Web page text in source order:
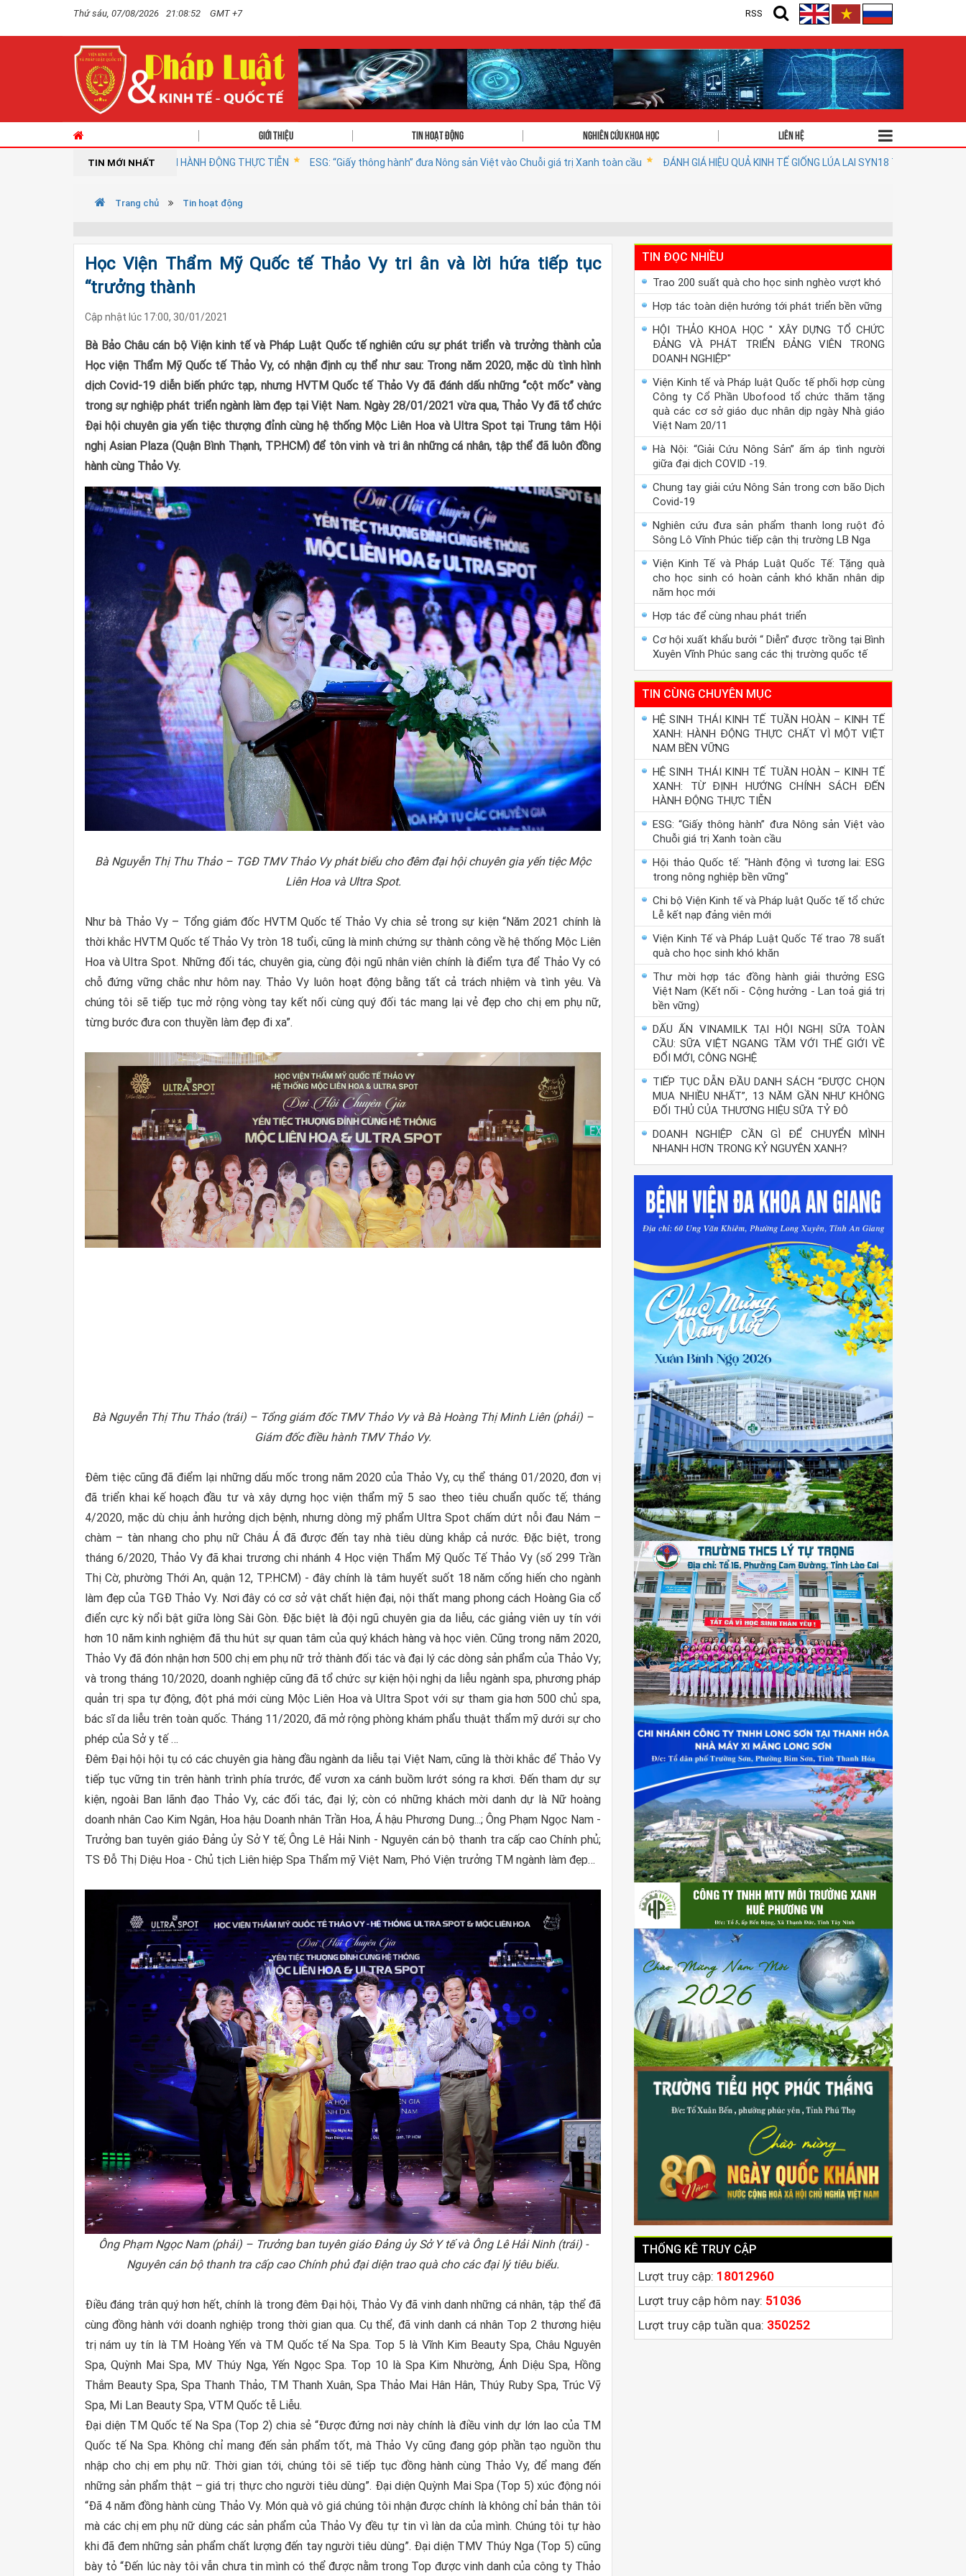
Thứ sáu, 07/08/2026 21:08:55 GMT +7 RSS
Giới thiệu Tin hoạt động Nghiên cứu khoa học Liên hệ
TIN MỚI NHẤT
CHÍNH SÁCH ĐẾN HÀNH ĐỘNG THỰC TIỄN ESG: “Giấy thông hành” đưa Nông sản Việt vào Chuỗi giá trị Xanh toàn cầu ĐÁNH GIÁ HIỆU QUẢ KINH TẾ GIỐNG LÚA LAI SYN18 TẠI NGHỆ AN: CƠ SỞ CHO CHIẾN
Trang chủ Tin hoạt động
Học Viện Thẩm Mỹ Quốc tế Thảo Vy tri ân và lời hứa tiếp tục
“trưởng thành
Cập nhật lúc 17:00, 30/01/2021
Bà Bảo Châu cán bộ Viện kinh tế và Pháp Luật Quốc tế nghiên cứu sự phát triển và trưởng thành của
Học viện Thẩm Mỹ Quốc tế Thảo Vy, có nhận định cụ thể như sau: Trong năm 2020, mặc dù tình hình
dịch Covid-19 diễn biến phức tạp, nhưng HVTM Quốc tế Thảo Vy đã đánh dấu những “cột mốc” vàng
trong sự nghiệp phát triển ngành làm đẹp tại Việt Nam. Ngày 28/01/2021 vừa qua, Thảo Vy đã tổ chức
Đại hội chuyên gia yến tiệc thượng đỉnh cùng hệ thống Mộc Liên Hoa và Ultra Spot tại Trung tâm Hội
nghị Asian Plaza (Quận Bình Thạnh, TP.HCM) để tôn vinh và tri ân những cá nhân, tập thể đã luôn đồng
hành cùng Thảo Vy.
Bà Nguyễn Thị Thu Thảo – TGĐ TMV Thảo Vy phát biểu cho đêm đại hội chuyên gia yến tiệc Mộc
Liên Hoa và Ultra Spot.
Như bà Thảo Vy – Tổng giám đốc HVTM Quốc tế Thảo Vy chia sẻ trong sự kiện “Năm 2021 chính là
thời khắc HVTM Quốc tế Thảo Vy tròn 18 tuổi, cũng là minh chứng sự thành công về hệ thống Mộc Liên
Hoa và Ultra Spot. Những đối tác, chuyên gia, cùng đội ngũ nhân viên chính là điểm tựa để Thảo Vy có
chỗ đứng vững chắc như hôm nay. Thảo Vy luôn hoạt động bằng tất cả trách nhiệm và tình yêu. Và
chúng tôi sẽ tiếp tục mở rộng vòng tay kết nối cùng quý đối tác mang lại vẻ đẹp cho chị em phụ nữ,
từng bước đưa con thuyền làm đẹp đi xa”.
Bà Nguyễn Thị Thu Thảo (trái) – Tổng giám đốc TMV Thảo Vy và Bà Hoàng Thị Minh Liên (phải) –
Giám đốc điều hành TMV Thảo Vy.
Đêm tiệc cũng đã điểm lại những dấu mốc trong năm 2020 của Thảo Vy, cụ thể tháng 01/2020, đơn vị
đã triển khai kế hoạch đầu tư và xây dựng học viện thẩm mỹ 5 sao theo tiêu chuẩn quốc tế; tháng
4/2020, mặc dù chịu ảnh hưởng dịch bệnh, nhưng dòng mỹ phẩm Ultra Spot chấm dứt nỗi đau Nám –
chàm – tàn nhang cho phụ nữ Châu Á đã được đến tay nhà tiêu dùng khắp cả nước. Đặc biệt, trong
tháng 6/2020, Thảo Vy đã khai trương chi nhánh 4 Học viện Thẩm Mỹ Quốc Tế Thảo Vy (số 299 Trần
Thị Cờ, phường Thới An, quận 12, TP.HCM) - đây chính là tâm huyết suốt 18 năm cống hiến cho ngành
làm đẹp của TGĐ Thảo Vy. Nơi đây có cơ sở vật chất hiện đại, nội thất mang phong cách Hoàng Gia cổ
điển cực kỳ nổi bật giữa lòng Sài Gòn. Đặc biệt là đội ngũ chuyên gia da liễu, các giảng viên uy tín với
hơn 10 năm kinh nghiệm đã thu hút sự quan tâm của quý khách hàng và học viên. Cũng trong năm 2020,
Thảo Vy đã đón nhận hơn 500 chị em phụ nữ trở thành đối tác và đại lý các dòng sản phẩm của Thảo Vy;
và trong tháng 10/2020, doanh nghiệp cũng đã tổ chức sự kiện hội nghị da liễu ngành spa, phương pháp
quản trị spa tự động, đột phá mới cùng Mộc Liên Hoa và Ultra Spot với sự tham gia hơn 500 chủ spa,
bác sĩ da liễu trên toàn quốc. Tháng 11/2020, đã mở rộng phòng khám phẩu thuật thẩm mỹ dưới sự cho
phép của Sở y tế …
Đêm Đại hội hội tụ có các chuyên gia hàng đầu ngành da liễu tại Việt Nam, cũng là thời khắc để Thảo Vy
tiếp tục vững tin trên hành trình phía trước, để vươn xa cánh buồm lướt sóng ra khơi. Đến tham dự sự
kiện, ngoài Ban lãnh đạo Thảo Vy, các đối tác, đại lý; còn có những khách mời danh dự là Nữ hoàng
doanh nhân Cao Kim Ngân, Hoa hậu Doanh nhân Trần Hoa, Á hậu Phương Dung...; Ông Phạm Ngọc Nam -
Trưởng ban tuyên giáo Đảng ủy Sở Y tế; Ông Lê Hải Ninh - Nguyên cán bộ thanh tra cấp cao Chính phủ;
TS Đỗ Thị Diệu Hoa - Chủ tịch Liên hiệp Spa Thẩm mỹ Việt Nam, Phó Viện trưởng TM ngành làm đẹp…
Ông Phạm Ngọc Nam (phải) – Trưởng ban tuyên giáo Đảng ủy Sở Y tế và Ông Lê Hải Ninh (trái) -
Nguyên cán bộ thanh tra cấp cao Chính phủ đại diện trao quà cho các đại lý tiêu biểu.
Điều đáng trân quý hơn hết, chính là trong đêm Đại hội, Thảo Vy đã vinh danh những cá nhân, tập thể đã
cùng đồng hành với doanh nghiệp trong thời gian qua. Cụ thể, đã vinh danh cá nhân Top 2 thương hiệu
trị nám uy tín là TM Hoàng Yến và TM Quốc tế Na Spa. Top 5 là Vĩnh Kim Beauty Spa, Châu Nguyên
Spa, Quỳnh Mai Spa, MV Thúy Nga, Yến Ngọc Spa. Top 10 là Spa Kim Nhường, Ánh Diệu Spa, Hồng
Thắm Beauty Spa, Spa Thanh Thảo, TM Thanh Xuân, Spa Thảo Mai Hân Hân, Thúy Ruby Spa, Trúc Vỹ
Spa, Mi Lan Beauty Spa, VTM Quốc tễ Liễu.
Đại diện TM Quốc tế Na Spa (Top 2) chia sẻ “Được đứng nơi này chính là điều vinh dự lớn lao của TM
Quốc tế Na Spa. Không chỉ mang đến sản phẩm tốt, mà Thảo Vy cũng đang góp phần tạo nguồn thu
nhập cho chị em phụ nữ. Thời gian tới, chúng tôi sẽ tiếp tục đồng hành cùng Thảo Vy, để mang đến
những sản phẩm thật – giá trị thực cho người tiêu dùng”. Đại diện Quỳnh Mai Spa (Top 5) xúc động nói
“Đã 4 năm đồng hành cùng Thảo Vy. Món quà vô giá chúng tôi nhận được chính là không chỉ bản thân tôi
mà các chị em phụ nữ dùng các sản phẩm của Thảo Vy đều tự tin vì làn da của mình. Chúng tôi tự hào
khi đã đem những sản phẩm chất lượng đến tay người tiêu dùng”. Đại diện TMV Thúy Nga (Top 5) cũng
bày tỏ “Đến lúc này tôi vẫn chưa tin mình có thể được nằm trong Top được vinh danh của công ty Thảo
TIN ĐỌC NHIỀU
Trao 200 suất quà cho học sinh nghèo vượt khó
Hợp tác toàn diện hướng tới phát triển bền vững
HỘI THẢO KHOA HỌC " XÂY DỰNG TỔ CHỨC
ĐẢNG VÀ PHÁT TRIỂN ĐẢNG VIÊN TRONG
DOANH NGHIỆP"
Viện Kinh tế và Pháp luật Quốc tế phối hợp cùng
Công ty Cổ Phần Ubofood tổ chức thăm tặng
quà các cơ sở giáo dục nhân dịp ngày Nhà giáo
Việt Nam 20/11
Hà Nội: “Giải Cứu Nông Sản” ấm áp tình người
giữa đại dịch COVID -19.
Chung tay giải cứu Nông Sản trong cơn bão Dịch
Covid-19
Nghiên cứu đưa sản phẩm thanh long ruột đỏ
Sông Lô Vĩnh Phúc tiếp cận thị trường LB Nga
Viện Kinh Tế và Pháp Luật Quốc Tế: Tặng quà
cho học sinh có hoàn cảnh khó khăn nhân dịp
năm học mới
Hợp tác để cùng nhau phát triển
Cơ hội xuất khẩu bưởi “ Diễn” được trồng tại Bình
Xuyên Vĩnh Phúc sang các thị trường quốc tế
TIN CÙNG CHUYÊN MỤC
HỆ SINH THÁI KINH TẾ TUẦN HOÀN – KINH TẾ
XANH: HÀNH ĐỘNG THỰC CHẤT VÌ MỘT VIỆT
NAM BỀN VỮNG
HỆ SINH THÁI KINH TẾ TUẦN HOÀN – KINH TẾ
XANH: TỪ ĐỊNH HƯỚNG CHÍNH SÁCH ĐẾN
HÀNH ĐỘNG THỰC TIỄN
ESG: “Giấy thông hành” đưa Nông sản Việt vào
Chuỗi giá trị Xanh toàn cầu
Hội thảo Quốc tế: "Hành động vì tương lai: ESG
trong nông nghiệp bền vững"
Chi bộ Viện Kinh tế và Pháp luật Quốc tế tổ chức
Lễ kết nạp đảng viên mới
Viện Kinh Tế và Pháp Luật Quốc Tế trao 78 suất
quà cho học sinh khó khăn
Thư mời hợp tác đồng hành giải thưởng ESG
Việt Nam (Kết nối - Cộng hưởng - Lan toả giá trị
bền vững)
DẤU ẤN VINAMILK TẠI HỘI NGHỊ SỮA TOÀN
CẦU: SỮA VIỆT NGANG TẦM VỚI THẾ GIỚI VỀ
ĐỔI MỚI, CÔNG NGHỆ
TIẾP TỤC DẪN ĐẦU DANH SÁCH “ĐƯỢC CHỌN
MUA NHIỀU NHẤT”, 13 NĂM GẦN NHƯ KHÔNG
ĐỐI THỦ CỦA THƯƠNG HIỆU SỮA TỶ ĐÔ
DOANH NGHIỆP CẦN GÌ ĐỂ CHUYỂN MÌNH
NHANH HƠN TRONG KỶ NGUYÊN XANH?
THỐNG KÊ TRUY CẬP
Lượt truy cập: 18012960
Lượt truy cập hôm nay: 51036
Lượt truy cập tuần qua: 350252